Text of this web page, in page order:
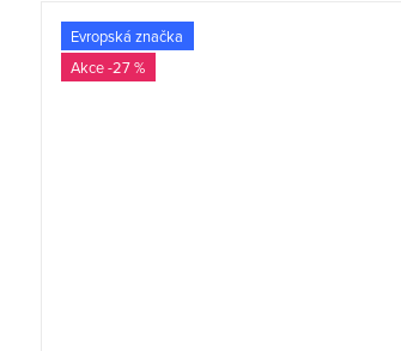
Evropská značka
-27 %